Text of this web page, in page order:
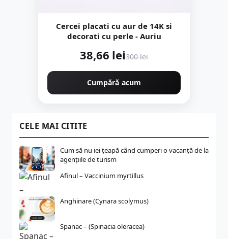
Cercei placati cu aur de 14K si
decorati cu perle - Auriu
38,66 lei300 lei
Cumpără acum
CELE MAI CITITE
Cum să nu iei țeapă când cumperi o vacanță de la
agențiile de turism
Afinul – Vaccinium myrtillus
Anghinare (Cynara scolymus)
Spanac – (Spinacia oleracea)